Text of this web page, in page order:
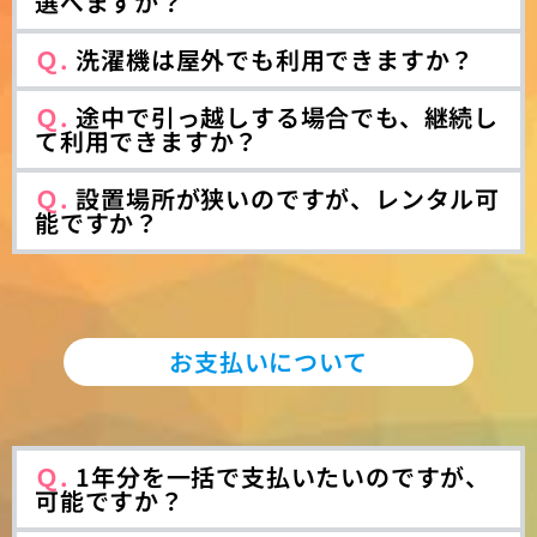
Ｑ. 洗濯機は屋外でも利用できますか？
Ｑ. 途中で引っ越しする場合でも、継続し
て利用できますか？
Ｑ. 設置場所が狭いのですが、レンタル可
能ですか？
お支払いについて
Ｑ. 1年分を一括で支払いたいのですが、
可能ですか？